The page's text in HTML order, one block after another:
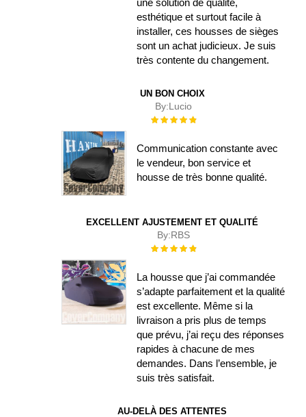
esthétique et surtout facile à
installer, ces housses de sièges
sont un achat judicieux. Je suis
très contente du changement.
UN BON CHOIX
By:Lucio
Évaluation :
Communication constante avec
le vendeur, bon service et
housse de très bonne qualité.
EXCELLENT AJUSTEMENT ET QUALITÉ
By:RBS
Évaluation :
La housse que j’ai commandée
s’adapte parfaitement et la qualité
est excellente. Même si la
livraison a pris plus de temps
que prévu, j’ai reçu des réponses
rapides à chacune de mes
demandes. Dans l’ensemble, je
suis très satisfait.
AU-DELÀ DES ATTENTES